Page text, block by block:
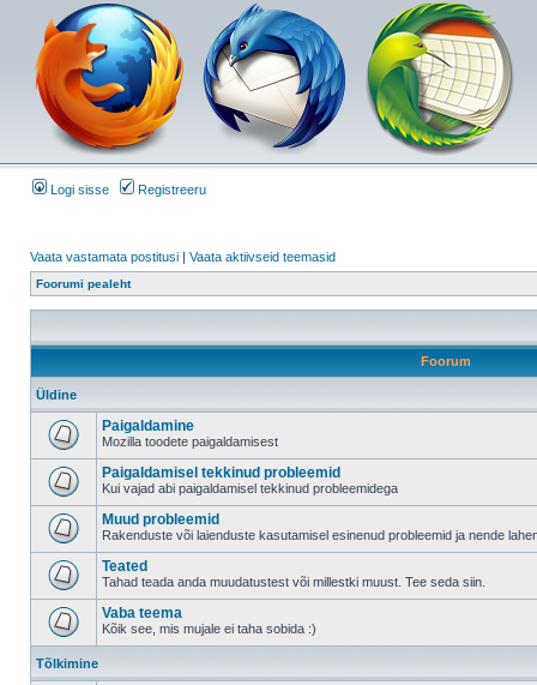
Logi sisse Registreeru
Vaata vastamata postitusi | Vaata aktiivseid teemasid
Foorumi pealeht
Foorum
Üldine
Paigaldamine
Mozilla toodete paigaldamisest
Paigaldamisel tekkinud probleemid
Kui vajad abi paigaldamisel tekkinud probleemidega
Muud probleemid
Rakenduste või laienduste kasutamisel esinenud probleemid ja nende
Teated
Tahad teada anda muudatustest või millestki muust. Tee seda siin.
Vaba teema
Kõik see, mis mujale ei taha sobida :)
Tõlkimine